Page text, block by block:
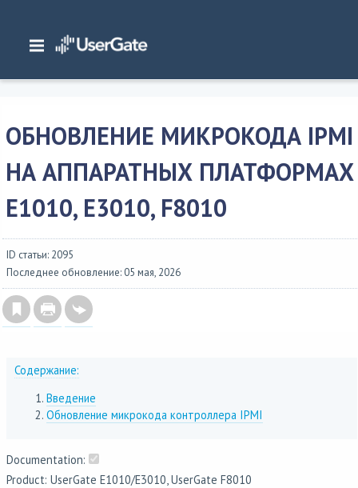
Главная/ Документация/Общие сведения
Обновление микрокода IPMI на аппаратных платформах E1010, E3010,
ОБНОВЛЕНИЕ МИКРОКОДА IPMI
НА АППАРАТНЫХ ПЛАТФОРМАХ
E1010, E3010, F8010
ID статьи: 2095
Последнее обновление: 05 мая, 2026
Содержание:
Введение
Обновление микрокода контроллера IPMI
Documentation:
Product: UserGate E1010/E3010, UserGate F8010